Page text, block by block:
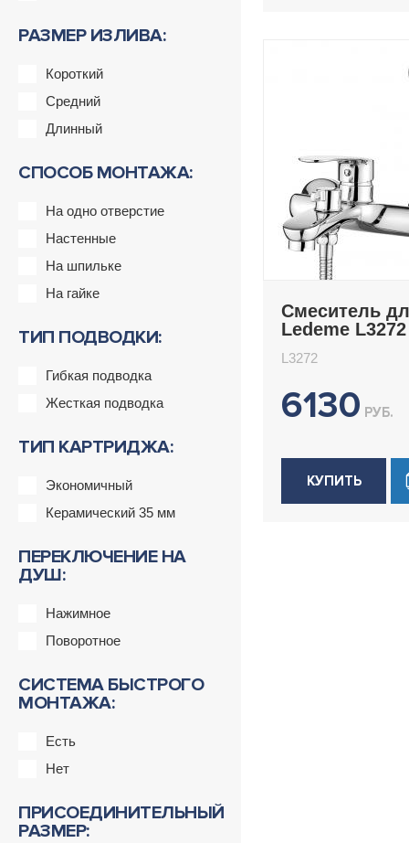
РАЗМЕР ИЗЛИВА:
Короткий
Средний
Длинный
СПОСОБ МОНТАЖА:
На одно отверстие
Настенные
На шпильке
На гайке
ТИП ПОДВОДКИ:
Гибкая подводка
Жесткая подводка
ТИП КАРТРИДЖА:
Экономичный
Керамический 35 мм
ПЕРЕКЛЮЧЕНИЕ НА
ДУШ:
Нажимное
Поворотное
СИСТЕМА БЫСТРОГО
МОНТАЖА:
Есть
Нет
ПРИСОЕДИНИТЕЛЬНЫЙ
РАЗМЕР:
Смеситель
Ledeme L3272
L3272
6130 РУБ.
КУПИТЬ